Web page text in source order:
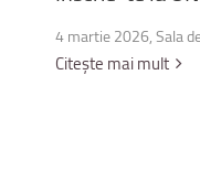
4 martie 2026, Sala
Citește mai mult